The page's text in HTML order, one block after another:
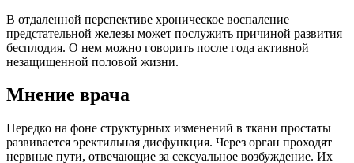
В отдаленной перспективе хроническое воспаление
предстательной железы может послужить причиной развития
бесплодия. О нем можно говорить после года активной
незащищенной половой жизни.
Мнение врача
Нередко на фоне структурных изменений в ткани простаты
развивается эректильная дисфункция. Через орган проходят
нервные пути, отвечающие за сексуальное возбуждение. Их